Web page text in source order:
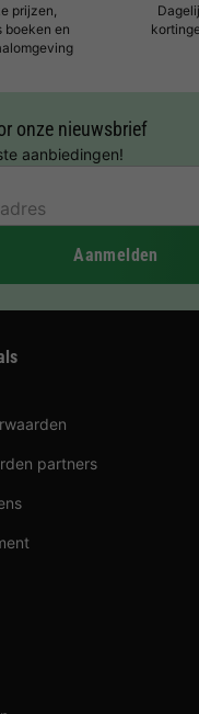
prijzen,
boeken en
onze nieuwsbrief
aanbiedingen!
Aanmelden
partners